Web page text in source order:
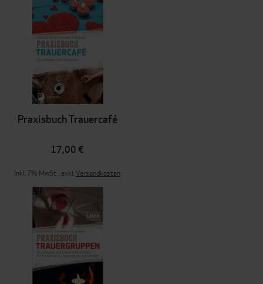
Praxisbuch Trauercafé
17,00 €
Inkl. 7% MwSt.,exkl.Versandkosten